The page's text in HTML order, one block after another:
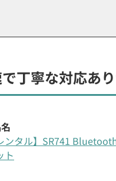
丁寧な対応あ
ンタル】SR741
ト